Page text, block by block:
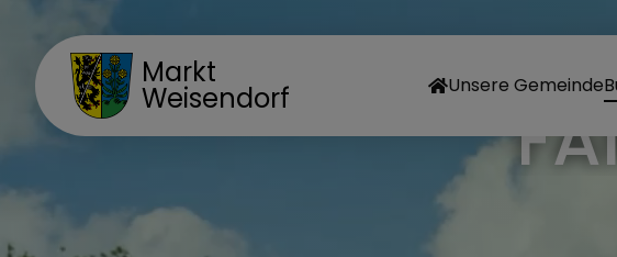
Markt
Weisendorf Unsere Gemeinde